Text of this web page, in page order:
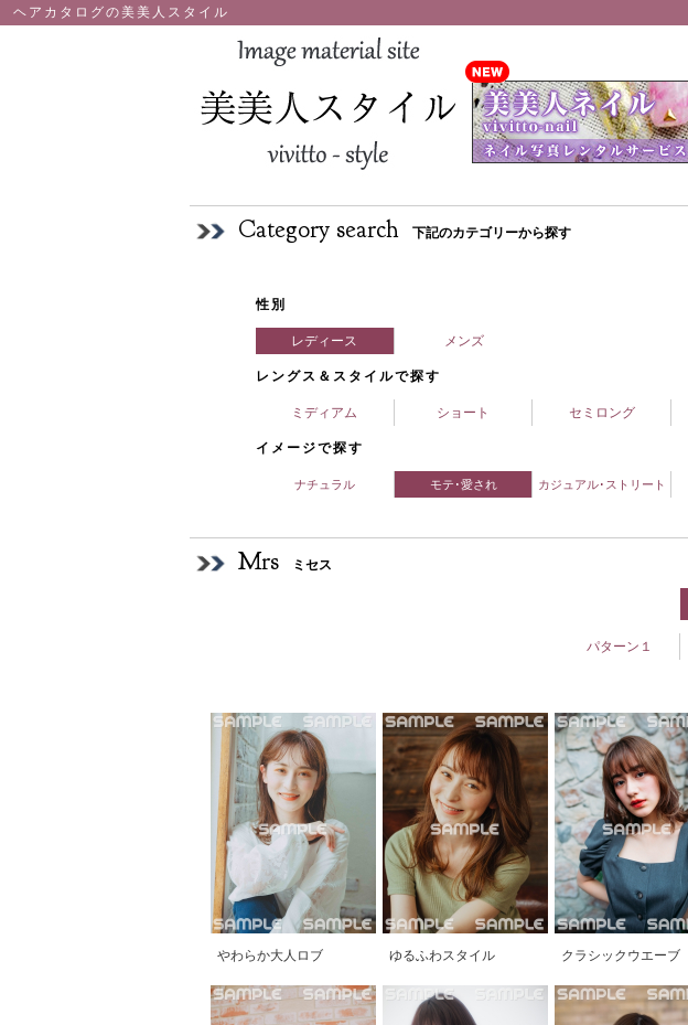
ヘアカタログの美美人スタイル
Category search 下記のカテゴリーから探す
性別
レディース メンズ
レングス＆スタイルで探す
ミディアム ショート セミロング
イメージで探す
ナチュラル モテ･愛され カジュアル･ストリート
Mrs ミセス
パターン１
やわらか大人ロブ ゆるふわスタイル クラシックウエーブ